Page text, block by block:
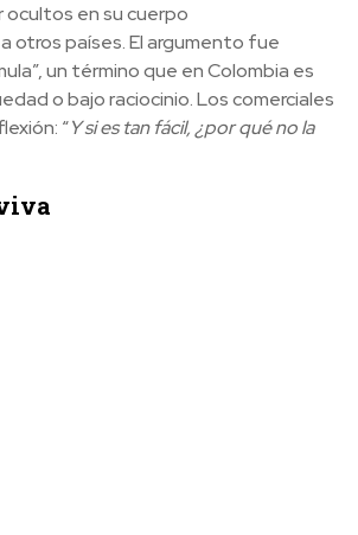
ocultos en su cuerpo
otros países. El argumento fue
un término que en Colombia es
o bajo raciocinio. Los comerciales
“Y si es tan fácil, ¿por qué no la